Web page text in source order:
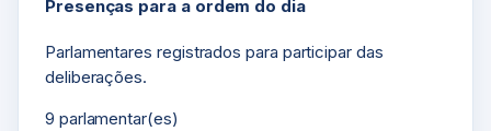
Presenças para a ordem do dia
Parlamentares registrados para participar das
deliberações.
9 parlamentar(es)